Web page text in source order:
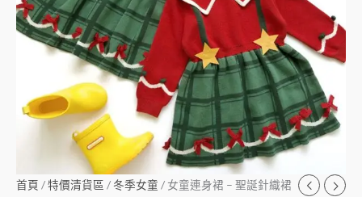
首頁 /特價清貨區 /冬季女童 / 女童連身裙 – 聖誕針織裙